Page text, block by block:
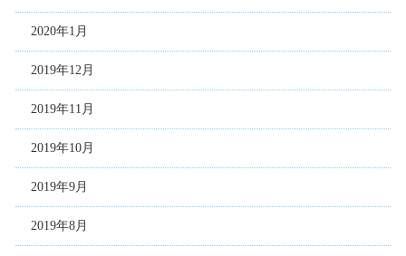
2020年1月
2019年12月
2019年11月
2019年10月
2019年9月
2019年8月